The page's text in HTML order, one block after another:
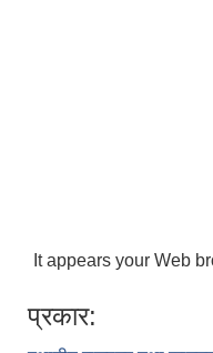
It appears your Web
प्रकार: